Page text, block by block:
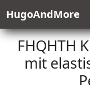
HugoAndMore
FHQHTH
mit